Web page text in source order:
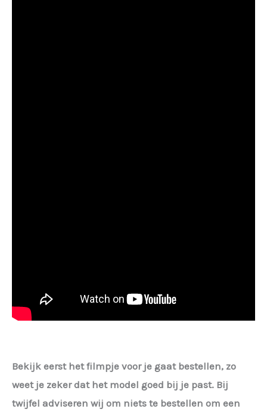
Bekijk eerst het filmpje voor je gaat bestellen, zo
weet je zeker dat het model goed bij je past. Bij
twijfel adviseren wij om niets te bestellen om een